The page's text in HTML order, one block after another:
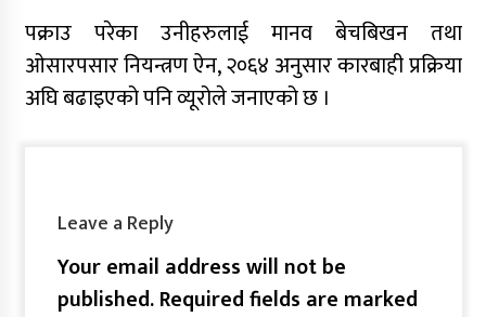
पक्राउ परेका उनीहरुलाई मानव बेचबिखन तथा
ओसारपसार नियन्त्रण ऐन, २०६४ अनुसार कारबाही प्रक्रिया
अघि बढाइएको पनि व्यूरोले जनाएको छ ।
Leave a Reply
Your email address will not be
published.Required fields are marked